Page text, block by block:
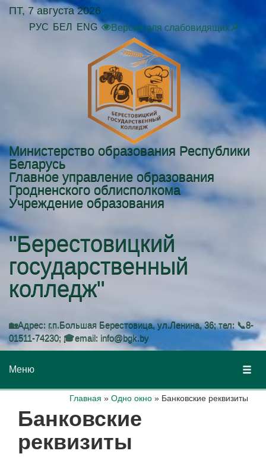
ПТ, 7 августа 2026
РУС БЕЛ ENG Версия для слабовидящих🔎
Министерство образования Республики
Беларусь
Главное управление образования
Гродненского облисполкома
Учреждение образования
"Берестовицкий
государственный
колледж"
🏡Адрес: г.п.Большая Берестовица, ул.Ленина, 36; тел: 📞8-
01511-74230; 🎓email: info@bgk.by
Меню
Главная » Одно окно » Банковские реквизиты
Банковские
реквизиты